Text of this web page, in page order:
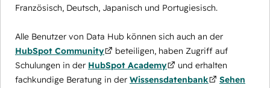
Französisch, Deutsch, Japanisch und Portugiesisch.
Alle Benutzer von Data Hub können sich auch an der
HubSpot Community
beteiligen, haben Zugriff auf
Schulungen in der HubSpot Academy
und erhalten
fachkundige Beratung in der Wissensdatenbank
Sehen